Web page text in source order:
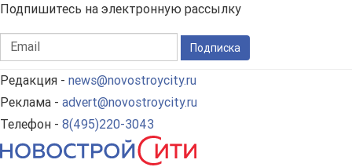
Подпишитесь на электронную рассылку
Подписка
Редакция - news@novostroycity.ru
Реклама - advert@novostroycity.ru
Телефон - 8(495)220-3043